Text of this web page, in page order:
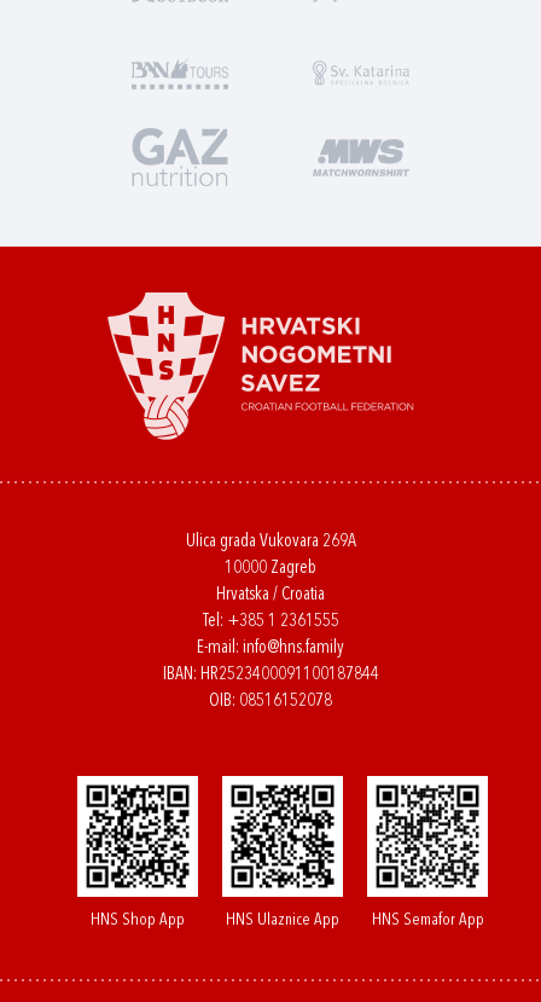
Ulica grada Vukovara 269A
10000 Zagreb
Hrvatska / Croatia
Tel: +385 1 2361555
E-mail: info@hns.family
IBAN: HR2523400091100187844
OIB: 08516152078
HNS Shop App HNS Ulaznice App HNS Semafor App